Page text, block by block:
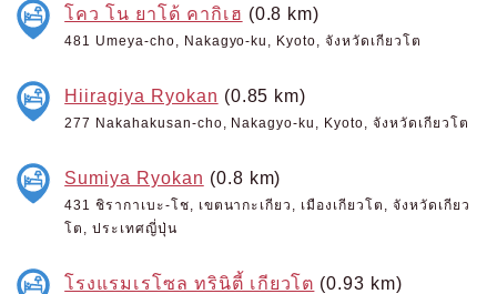
โคว โน ยาโด้ คากิเฮ (0.8 km)
481 Umeya-cho, Nakagyo-ku, Kyoto, จังหวัดเกียวโต
Hiiragiya Ryokan (0.85 km)
277 Nakahakusan-cho, Nakagyo-ku, Kyoto, จังหวัดเกียวโต
Sumiya Ryokan (0.8 km)
431 ชิรากาเบะ-โช, เขตนากะเกียว, เมืองเกียวโต, จังหวัดเกียว
โต, ประเทศญี่ปุ่น
โรงแรมเรโซล ทรินิตี้ เกียวโต (0.93 km)